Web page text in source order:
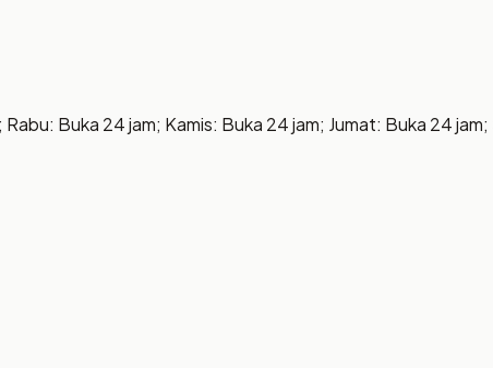
Buka 24 jam; Kamis: Buka 24 jam; Jumat: Buka 24